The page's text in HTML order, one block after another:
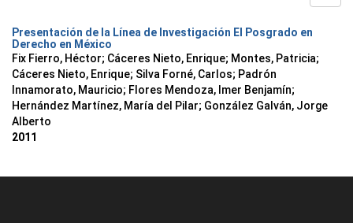
Presentación de la Línea de Investigación El Posgrado en
Derecho en México
Fix Fierro, Héctor; Cáceres Nieto, Enrique; Montes, Patricia;
Cáceres Nieto, Enrique; Silva Forné, Carlos; Padrón
Innamorato, Mauricio; Flores Mendoza, Imer Benjamín;
Hernández Martínez, María del Pilar; González Galván, Jorge
Alberto
2011